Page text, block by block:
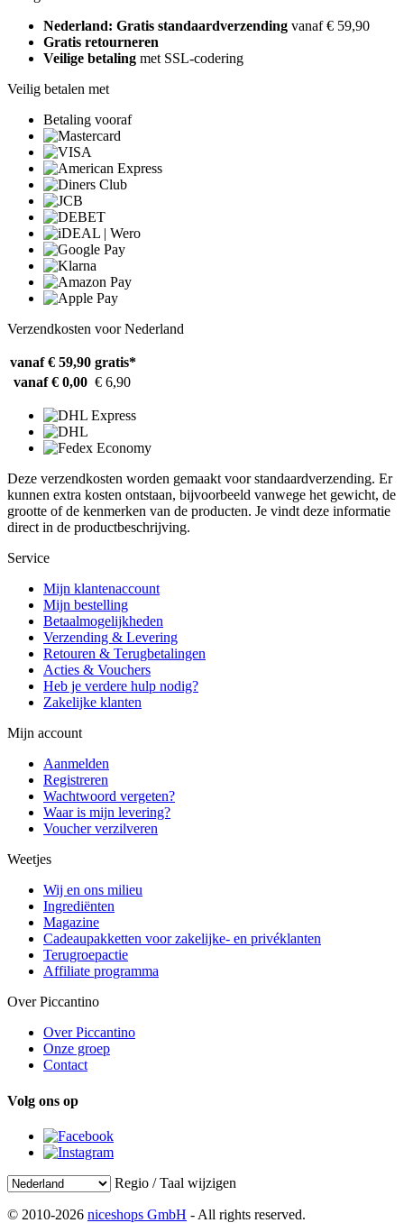
Nederland: Gratis standaardverzending vanaf € 59,90
Gratis retourneren
Veilige betaling met SSL-codering
Veilig betalen met
Betaling vooraf
Verzendkosten voor Nederland
vanaf € 59,90 gratis*
vanaf € 0,00 € 6,90
Deze verzendkosten worden gemaakt voor standaardverzending. Er
kunnen extra kosten ontstaan, bijvoorbeeld vanwege het gewicht, de
grootte of de kenmerken van de producten. Je vindt deze informatie
direct in de productbeschrijving.
Service
Mijn klantenaccount
Mijn bestelling
Betaalmogelijkheden
Verzending & Levering
Retouren & Terugbetalingen
Acties & Vouchers
Heb je verdere hulp nodig?
Zakelijke klanten
Mijn account
Aanmelden
Registreren
Wachtwoord vergeten?
Waar is mijn levering?
Voucher verzilveren
Weetjes
Wij en ons milieu
Ingrediënten
Magazine
Cadeaupakketten voor zakelijke- en privéklanten
Terugroepactie
Affiliate programma
Over Piccantino
Over Piccantino
Onze groep
Contact
Volg ons op
Regio / Taal wijzigen
© 2010-2026 niceshops GmbH - All rights reserved.